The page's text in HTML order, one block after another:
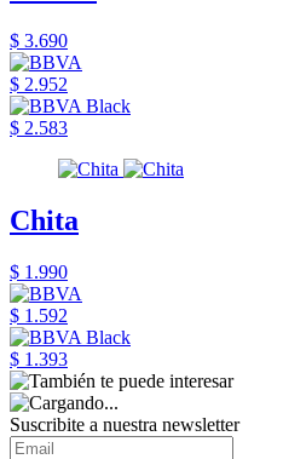
$ 3.690
$ 2.952
$ 2.583
Chita
$ 1.990
$ 1.592
$ 1.393
Suscribite a nuestra newsletter